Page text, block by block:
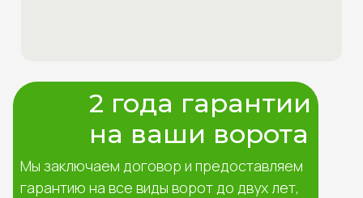
Мы заключаем договор и предоставляем
гарантию на все виды ворот до двух лет,
2 года гарантии
на ваши ворота